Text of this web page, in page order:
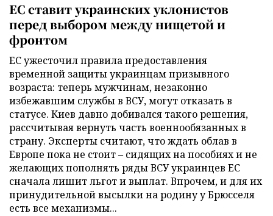
ЕС ставит украинских уклонистов
перед выбором между нищетой и
фронтом
ЕС ужесточил правила предоставления
временной защиты украинцам призывного
возраста: теперь мужчинам, незаконно
избежавшим службы в ВСУ, могут отказать в
статусе. Киев давно добивался такого решения,
рассчитывая вернуть часть военнообязанных в
страну. Эксперты считают, что ждать облав в
Европе пока не стоит – сидящих на пособиях и не
желающих пополнять ряды ВСУ украинцев ЕС
сначала лишит льгот и выплат. Впрочем, и для их
принудительной высылки на родину у Брюсселя
есть все механизмы...